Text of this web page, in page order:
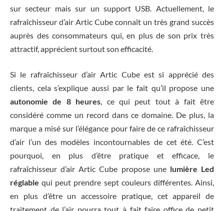
sur secteur mais sur un support USB. Actuellement, le
rafraîchisseur d’air Artic Cube connaît un très grand succès
auprès des consommateurs qui, en plus de son prix très
attractif, apprécient surtout son efficacité.
Si le rafraîchisseur d’air Artic Cube est si apprécié des
clients, cela s’explique aussi par le fait qu’il propose une
autonomie de 8 heures, ce qui peut tout à fait être
considéré comme un record dans ce domaine. De plus, la
marque a misé sur l’élégance pour faire de ce rafraîchisseur
d’air l’un des modèles incontournables de cet été. C’est
pourquoi, en plus d’être pratique et efficace, le
rafraîchisseur d’air Artic Cube propose une lumière Led
réglable qui peut prendre sept couleurs différentes. Ainsi,
en plus d’être un accessoire pratique, cet appareil de